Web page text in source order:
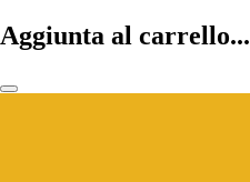
Aggiunta al carrello...